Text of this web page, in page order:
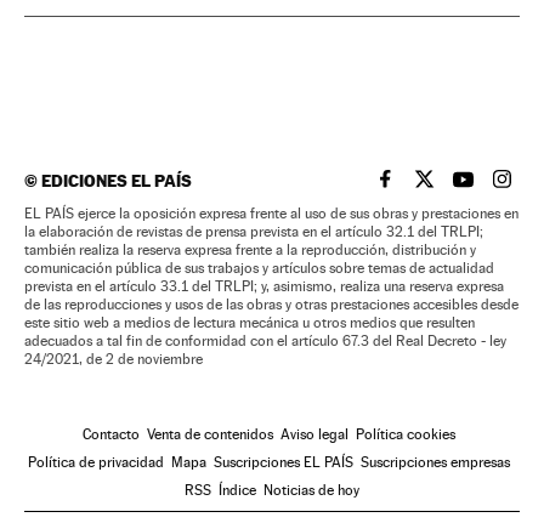
©EDICIONES EL PAÍS EL PAÍS BRASIL EN
EL PAÍSEL PAÍS
EL
EL PAÍS ejerce la oposición expresa frente al uso de sus obras y prestaciones en
la elaboración de revistas de prensa prevista en el artículo 32.1 del TRLPI;
también realiza la reserva expresa frente a la reproducción, distribución y
comunicación pública de sus trabajos y artículos sobre temas de actualidad
prevista en el artículo 33.1 del TRLPI; y, asimismo, realiza una reserva expresa
de las reproducciones y usos de las obras y otras prestaciones accesibles desde
este sitio web a medios de lectura mecánica u otros medios que resulten
adecuados a tal fin de conformidad con el artículo 67.3 del Real Decreto - ley
24/2021, de 2 de noviembre
Contacto Venta de contenidos Aviso legal
Política cookies
Política de privacidad
Mapa Suscripciones EL PAÍS Suscripciones empresas
RSS
Índice Noticias de hoy